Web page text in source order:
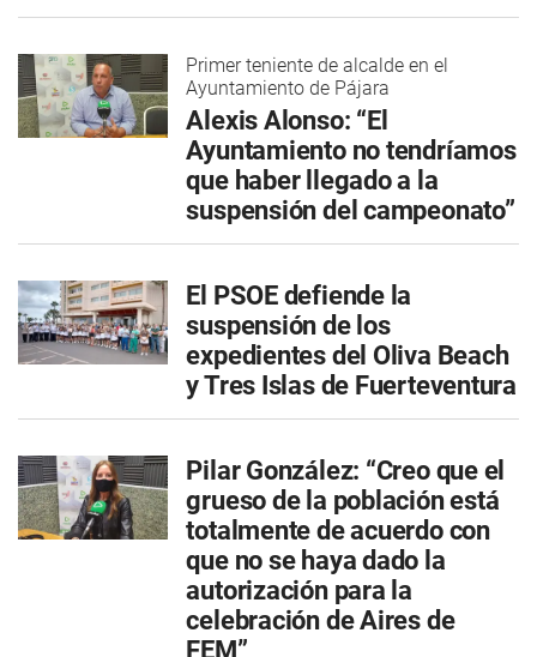
Primer teniente de alcalde en el
Ayuntamiento de Pájara
Alexis Alonso: “El
Ayuntamiento no tendríamos
que haber llegado a la
suspensión del campeonato”
El PSOE defiende la
suspensión de los
expedientes del Oliva Beach
y Tres Islas de Fuerteventura
Pilar González: “Creo que el
grueso de la población está
totalmente de acuerdo con
que no se haya dado la
autorización para la
celebración de Aires de
FEM”